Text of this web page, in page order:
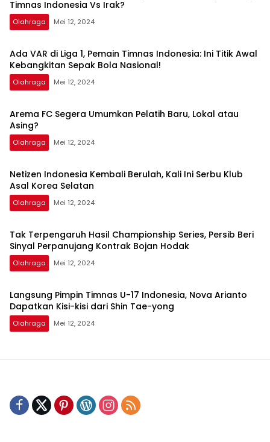
Timnas Indonesia Vs Irak?
Olahraga Mei 12, 2024
Ada VAR di Liga 1, Pemain Timnas Indonesia: Ini Titik Awal
Kebangkitan Sepak Bola Nasional!
Olahraga Mei 12, 2024
Arema FC Segera Umumkan Pelatih Baru, Lokal atau
Asing?
Olahraga Mei 12, 2024
Netizen Indonesia Kembali Berulah, Kali Ini Serbu Klub
Asal Korea Selatan
Olahraga Mei 12, 2024
Tak Terpengaruh Hasil Championship Series, Persib Beri
Sinyal Perpanujang Kontrak Bojan Hodak
Olahraga Mei 12, 2024
Langsung Pimpin Timnas U-17 Indonesia, Nova Arianto
Dapatkan Kisi-kisi dari Shin Tae-yong
Olahraga Mei 12, 2024